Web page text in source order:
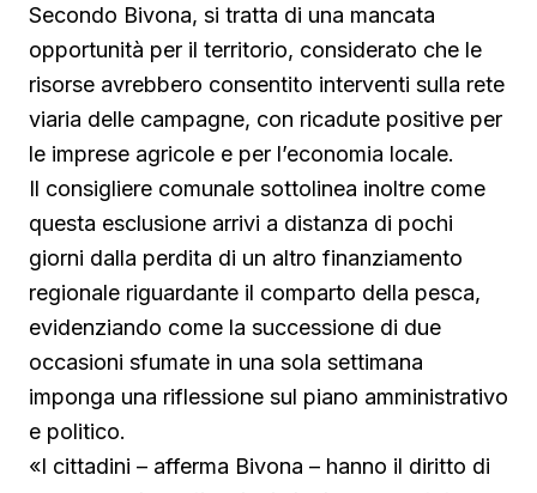
Secondo Bivona, si tratta di una mancata
opportunità per il territorio, considerato che le
risorse avrebbero consentito interventi sulla rete
viaria delle campagne, con ricadute positive per
le imprese agricole e per l’economia locale.
Il consigliere comunale sottolinea inoltre come
questa esclusione arrivi a distanza di pochi
giorni dalla perdita di un altro finanziamento
regionale riguardante il comparto della pesca,
evidenziando come la successione di due
occasioni sfumate in una sola settimana
imponga una riflessione sul piano amministrativo
e politico.
«I cittadini – afferma Bivona – hanno il diritto di